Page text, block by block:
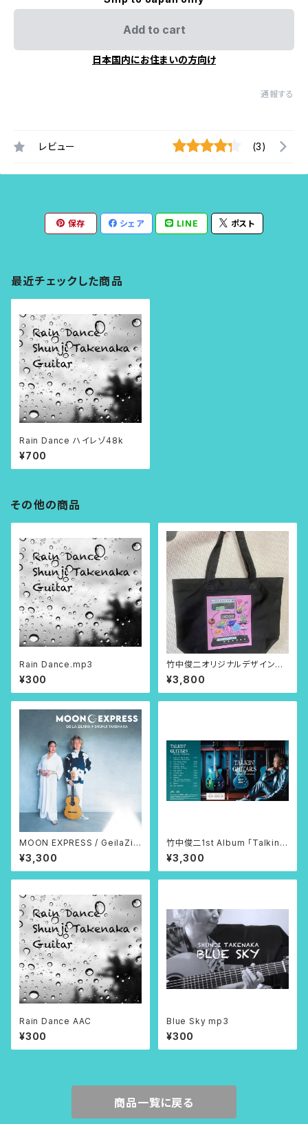
Add to cart
日本国内にお住まいの方向け
通報する
レビュー (3)
保存 シェア LINE ポスト
最近チェックした商品
Rain Dance ハイレゾ48k
¥700
その他の商品
Rain Dance.mp3
¥300
竹中俊二オリジナルデザイント
ートバッグ（中）ファスナー付き。
¥3,800
MOON EXPRESS / GeilaZilk
ha&Shunji Takenaka
¥3,300
竹中俊二1st Album 「Talkin’G
uitars」CD
¥3,300
Rain Dance AAC
¥300
Blue Sky mp3
¥300
商品一覧に戻る